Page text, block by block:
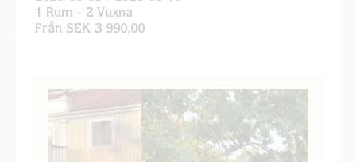
1 Rum - 2 Vuxna
Från SEK 3 990,00